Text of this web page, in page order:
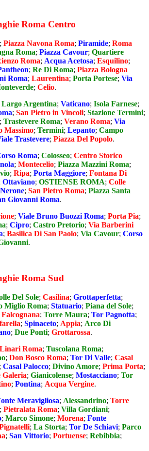
Roma Centro
; Piazza Navona Roma; Piramide; Roma
Roma; Piazza Cavour; Quartiere
Roma; Acqua Acetosa; Esquilino;
; Re Di Roma; Piazza Bologna
Roma; Laurentina; Porta Portese; Via
; Celio.
Largo Argentina; Vaticano; Isola Farnese;
; San Pietro in Vincoli; Stazione Termini;
; Trastevere Roma; Verano Roma; Via
Massimo; Termini; Lepanto; Campo
Trastevere; Piazza Del Popolo.
Roma; Colosseo; Centro Storico
; Montecelio; Piazza Mazzini Roma;
; Ripa; Porta Maggiore; Fontana Di
Ottaviano; OSTIENSE ROMA; Colle
; San Pietro Roma; Piazza Santa
Giovanni Roma.
; Viale Bruno Buozzi Roma; Porta Pia;
; Cipro; Castro Pretorio; Via Barberini
; Basilica Di San Paolo; Via Cavour; Corso
.
Roma Sud
Del Sole; Casilina; Grottaperfetta;
Miglio Roma; Statuario; Piana del Sole;
Falcognana; Torre Maura; Tor Pagnotta;
; Spinaceto; Appia; Arco Di
; Due Ponti; Grottarossa.
Roma; Tuscolana Roma;
; Don Bosco Roma; Tor Di Valle; Casal
; Casal Palocco; Divino Amore; Prima Porta;
Galeria; Gianicolense; Mostacciano; Tor
; Pontina; Acqua Vergine.
Meravigliosa; Alessandrino; Torre
; Pietralata Roma; Villa Gordiani;
; Marco Simone; Morena; Fonte
; La Storta; Tor De Schiavi; Parco
; San Vittorio; Portuense; Rebibbia;